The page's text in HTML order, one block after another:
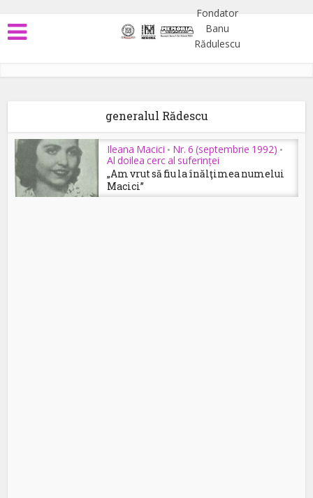
generalul Rădescu
Ileana Macici • Nr. 6 (septembrie 1992) •
Al doilea cerc al suferinței
„Am vrut să fiu la înălţimea numelui
Macici”